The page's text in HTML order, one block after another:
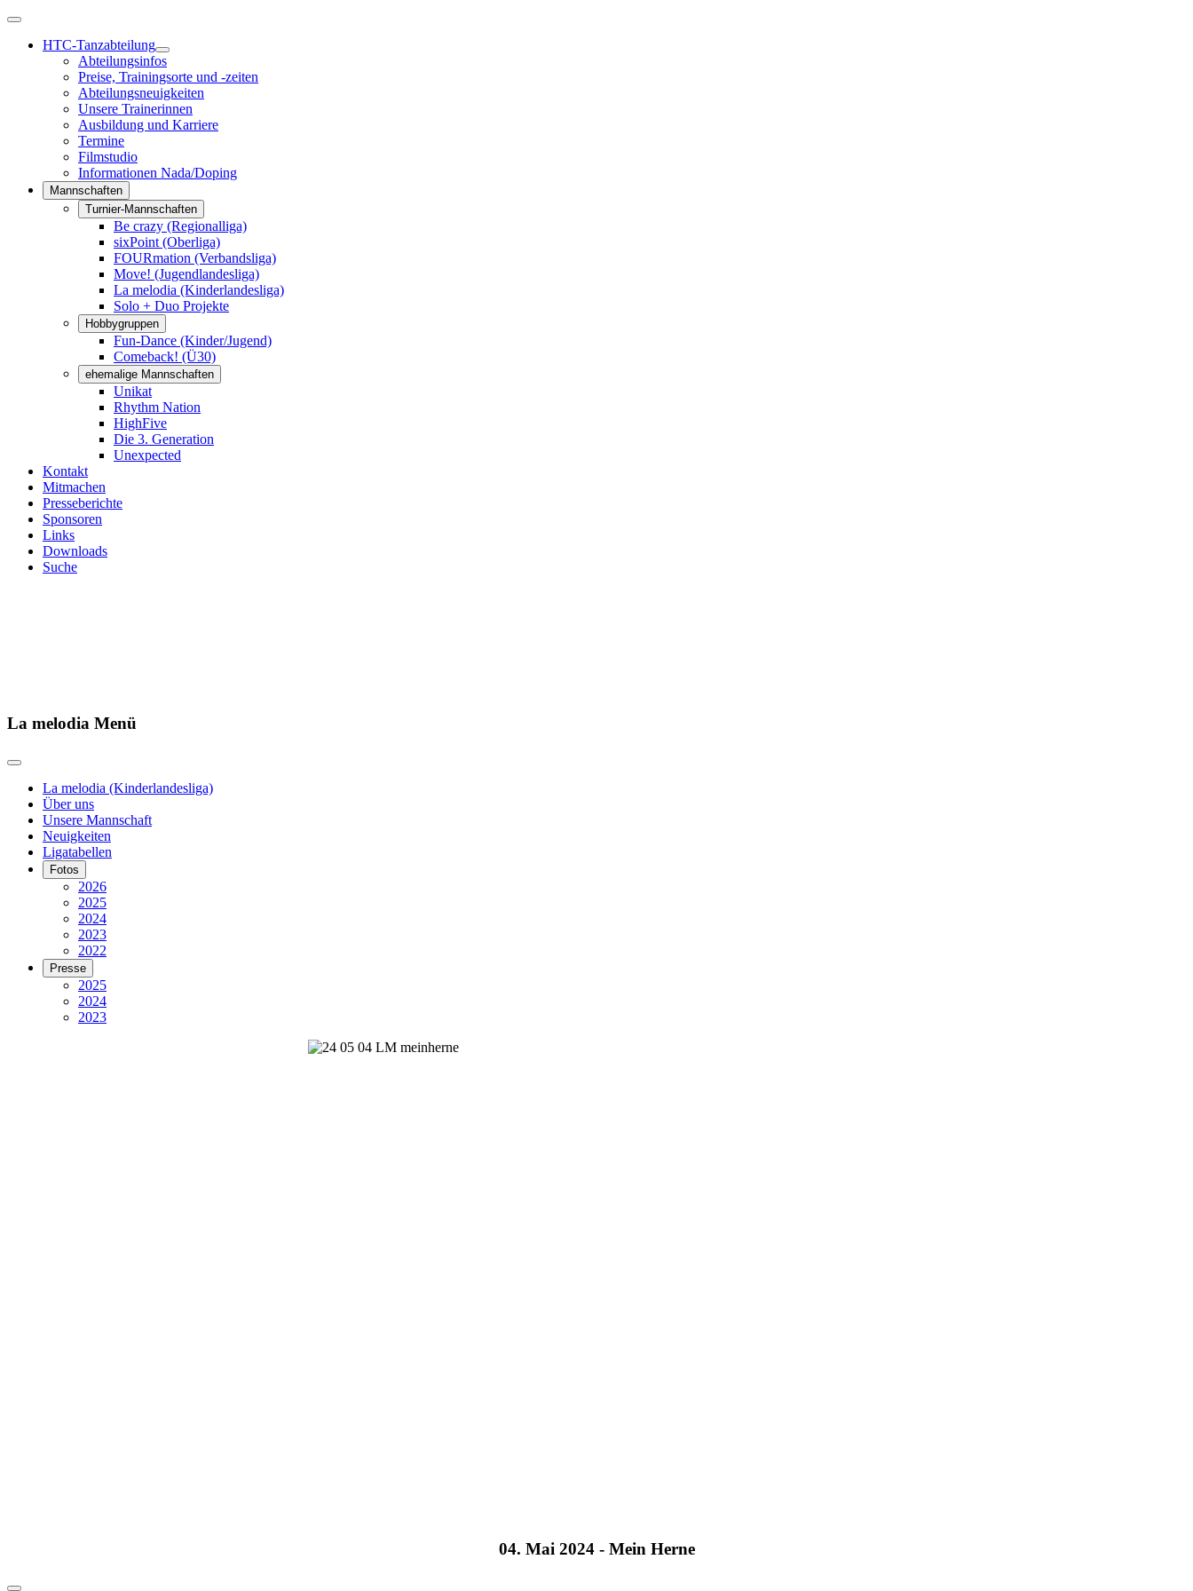
HTC-Tanzabteilung
Abteilungsinfos
Preise, Trainingsorte und -zeiten
Abteilungsneuigkeiten
Unsere Trainerinnen
Ausbildung und Karriere
Termine
Filmstudio
Informationen Nada/Doping
Mannschaften
Turnier-Mannschaften
Be crazy (Regionalliga)
sixPoint (Oberliga)
FOURmation (Verbandsliga)
Move! (Jugendlandesliga)
La melodia (Kinderlandesliga)
Solo + Duo Projekte
Hobbygruppen
Fun-Dance (Kinder/Jugend)
Comeback! (Ü30)
ehemalige Mannschaften
Unikat
Rhythm Nation
HighFive
Die 3. Generation
Unexpected
Kontakt
Mitmachen
Presseberichte
Sponsoren
Links
Downloads
Suche
La melodia Menü
La melodia (Kinderlandesliga)
Über uns
Unsere Mannschaft
Neuigkeiten
Ligatabellen
Fotos
2026
2025
2024
2023
2022
Presse
2025
2024
2023
04. Mai 2024 - Mein Herne